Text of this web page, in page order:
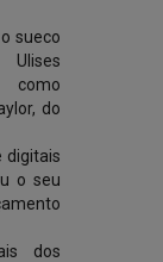
sueco
Ulises
como
do
digitais
o seu
dos